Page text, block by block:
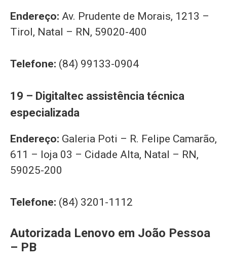
Endereço: Av. Prudente de Morais, 1213 –
Tirol, Natal – RN, 59020-400
Telefone: (84) 99133-0904
19 – Digitaltec assistência técnica
especializada
Endereço: Galeria Poti – R. Felipe Camarão,
611 – loja 03 – Cidade Alta, Natal – RN,
59025-200
Telefone: (84) 3201-1112
Autorizada Lenovo em João Pessoa
– PB